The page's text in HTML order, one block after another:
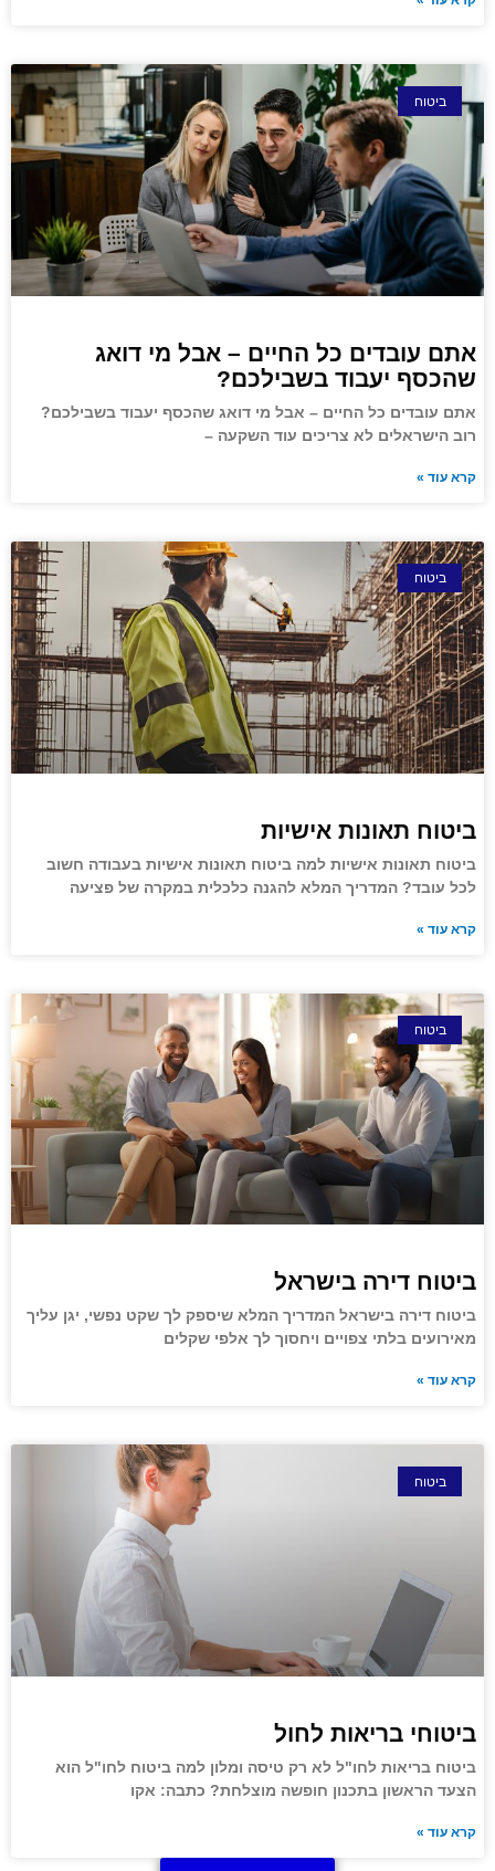
ביטוח
אתם עובדים כל החיים – אבל מי דואג
שהכסף יעבוד בשבילכם?
אתם עובדים כל החיים – אבל מי דואג שהכסף יעבוד בשבילכם?
רוב הישראלים לא צריכים עוד השקעה –
קרא עוד »
ביטוח
ביטוח תאונות אישיות
ביטוח תאונות אישיות למה ביטוח תאונות אישיות בעבודה חשוב
לכל עובד? המדריך המלא להגנה כלכלית במקרה של פציעה
קרא עוד »
ביטוח
ביטוח דירה בישראל
ביטוח דירה בישראל המדריך המלא שיספק לך שקט נפשי, יגן עליך
מאירועים בלתי צפויים ויחסוך לך אלפי שקלים
קרא עוד »
ביטוח
ביטוחי בריאות לחול
ביטוח בריאות לחו"ל לא רק טיסה ומלון למה ביטוח לחו"ל הוא
הצעד הראשון בתכנון חופשה מוצלחת? כתבה: אקו
קרא עוד »